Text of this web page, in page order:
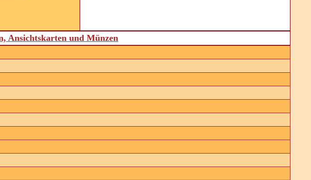
Ansichtskarten und Münzen